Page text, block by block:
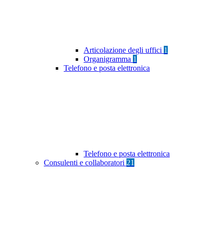
Articolazione degli uffici 1
Organigramma 1
Telefono e posta elettronica
Telefono e posta elettronica
Consulenti e collaboratori 21